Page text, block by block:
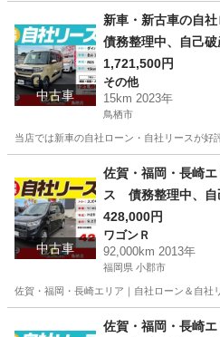
ヴォクシー ローン
中古車
新車・新古車の自社
債務整理中、自己
ツ タントファンク
1,721,500円
その他
15km 2023年
鳥栖市
当店では新車の自社ローン・自社リースが
その他 車両
中古車
佐賀・福岡・長崎
ス 債務整理中、
キ ワゴンRスティ
428,000円
ワゴンＲ
92,000km 2013年
福岡県 小郡市
佐賀・福岡・長崎エリア｜自社ローン＆自社
ワゴンＲ ローン
佐賀・福岡・長崎